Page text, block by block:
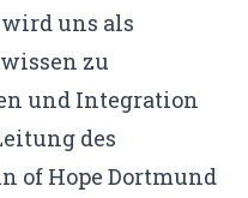
wird uns als
zu
und Integration
des
of Hope Dortmund